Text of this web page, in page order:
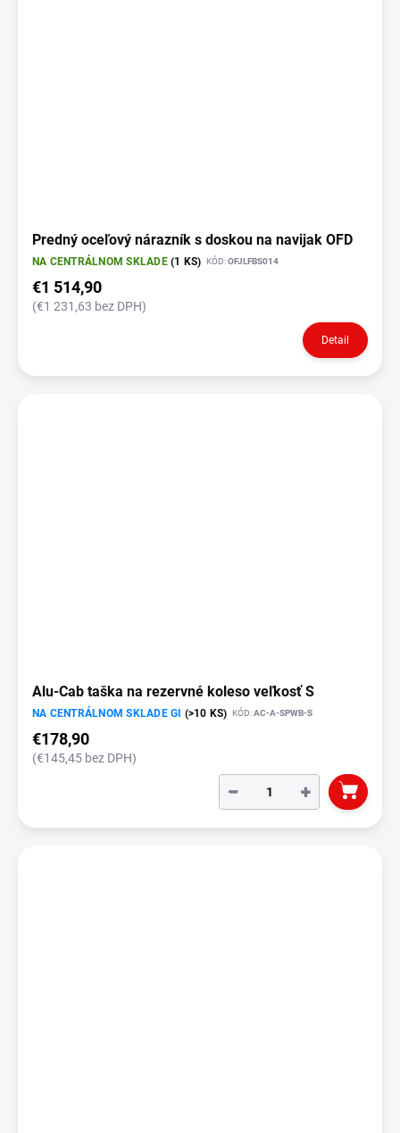
Predný oceľový nárazník s doskou na navijak OFD
NA CENTRÁLNOM SKLADE(1 KS) KÓD:OFJLFBS014
€1 514,90
(€1 231,63 bez DPH)
Detail
Alu-Cab taška na rezervné koleso veľkosť S
NA CENTRÁLNOM SKLADE GI (>10 KS) KÓD:AC-A-SPWB-S
€178,90
(€145,45 bez DPH)
+
−